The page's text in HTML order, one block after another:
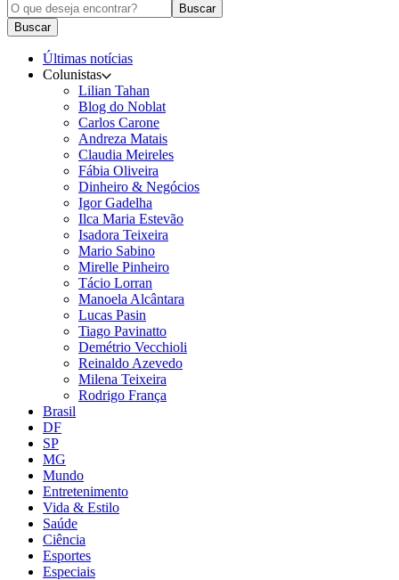
Buscar
Buscar
Últimas notícias
Colunistas
Lilian Tahan
Blog do Noblat
Carlos Carone
Andreza Matais
Claudia Meireles
Fábia Oliveira
Dinheiro & Negócios
Igor Gadelha
Ilca Maria Estevão
Isadora Teixeira
Mario Sabino
Mirelle Pinheiro
Tácio Lorran
Manoela Alcântara
Lucas Pasin
Tiago Pavinatto
Demétrio Vecchioli
Reinaldo Azevedo
Milena Teixeira
Rodrigo França
Brasil
DF
SP
MG
Mundo
Entretenimento
Vida & Estilo
Saúde
Ciência
Esportes
Especiais